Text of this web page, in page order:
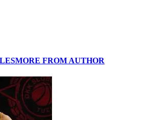
MORE FROM AUTHOR